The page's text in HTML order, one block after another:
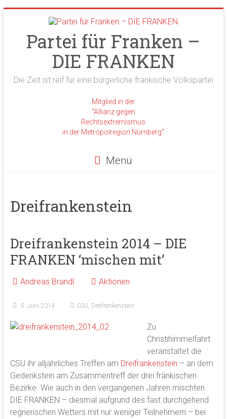
springenPartei für Franken –
DIE FRANKEN
Die Zeit ist reif für eine bürgerliche fränkische Volkspartei
Mitglied in der
"Allianz gegen
Rechtsextremismus
in der Metropolregion Nürnberg"
Menü
Dreifrankenstein
Dreifrankenstein 2014 – DIE
FRANKEN ‘mischen mit’
Andreas Brandl Aktionen
5. Juni 2014 CSU, Dreifrankenstein
Zu
Christihimmelfahrt
veranstaltet die
CSU ihr alljährliches Treffen am Dreifrankenstein – an dem
Gedenkstein am Zusammentreff der drei fränkischen
Bezirke. Wie auch in den vergangenen Jahren mischten
DIE FRANKEN – diesmal aufgrund des fast durchgehend
regnerischen Wetters mit nur weniger Teilnehmern – bei